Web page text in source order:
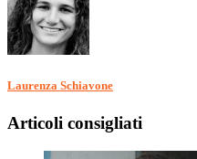
Laurenza Schiavone
Articoli consigliati